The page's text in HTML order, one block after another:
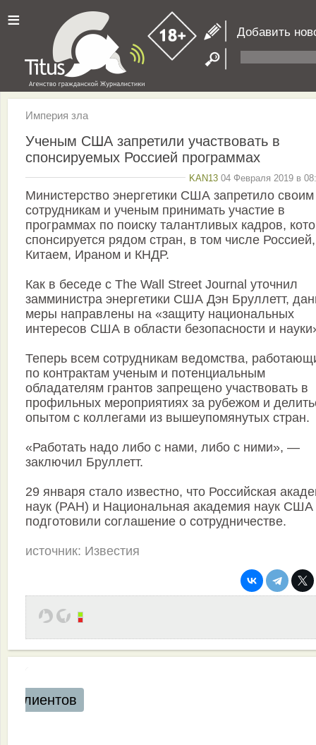
≡ Добавить
Империя зла
Ученым США запретили участвовать в
спонсируемых Россией программах
KAN13 04 Февраля 2019 в
Министерство энергетики США запретило своим
сотрудникам и ученым принимать участие в
программах по поиску талантливых кадров,
спонсируется рядом стран, в том числе Россией,
Китаем, Ираном и КНДР.
Как в беседе с The Wall Street Journal уточнил
замминистра энергетики США Дэн Бруллетт,
меры направлены на «защиту национальных
интересов США в области безопасности и
Теперь всем сотрудникам ведомства,
по контрактам ученым и потенциальным
обладателям грантов запрещено участвовать в
профильных мероприятиях за рубежом и
опытом с коллегами из вышеупомянутых стран.
«Работать надо либо с нами, либо с ними», —
заключил Бруллетт.
29 января стало известно, что Российская
наук (РАН) и Национальная академия наук США
подготовили соглашение о сотрудничестве.
источник: Известия